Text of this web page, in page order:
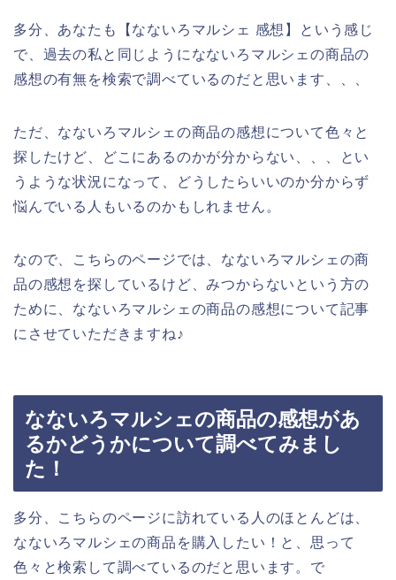
多分、あなたも【なないろマルシェ 感想】という感じ
で、過去の私と同じようになないろマルシェの商品の
感想の有無を検索で調べているのだと思います、、、
ただ、なないろマルシェの商品の感想について色々と
探したけど、どこにあるのかが分からない、、、とい
うような状況になって、どうしたらいいのか分からず
悩んでいる人もいるのかもしれません。
なので、こちらのページでは、なないろマルシェの商
品の感想を探しているけど、みつからないという方の
ために、なないろマルシェの商品の感想について記事
にさせていただきますね♪
なないろマルシェの商品の感想があ
るかどうかについて調べてみまし
た！
多分、こちらのページに訪れている人のほとんどは、
なないろマルシェの商品を購入したい！と、思って
色々と検索して調べているのだと思います。で